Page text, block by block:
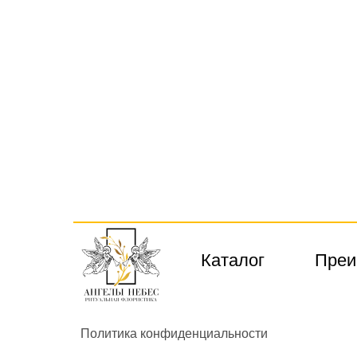
Каталог
Политика конфиденциальности